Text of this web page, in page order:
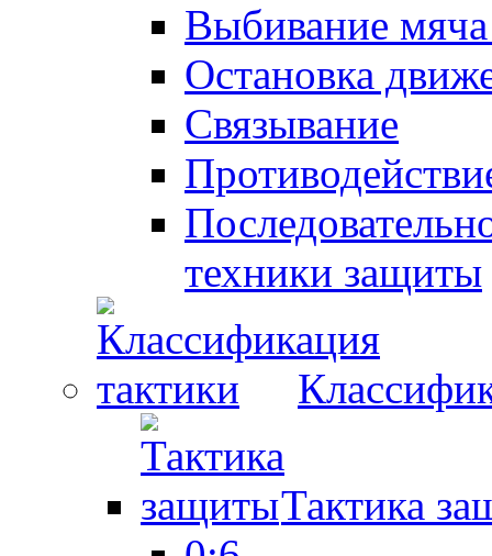
Выбивание
Остановка
Связывание
техники защиты
Тактика